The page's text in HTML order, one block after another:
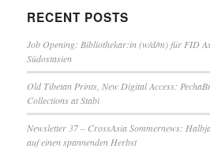
RECENT POSTS
Job Opening: Bibliothekar:in (w/d/m) für FID
Südostasien
Old Tibetan Prints, New Digital Access:
Collections at Stabi
Newsletter 37 – CrossAsia Sommernews:
auf einen spannenden Herbst